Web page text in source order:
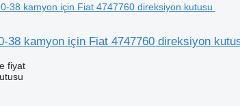
38 kamyon için Fiat 4747760 direksiyon
fiyat